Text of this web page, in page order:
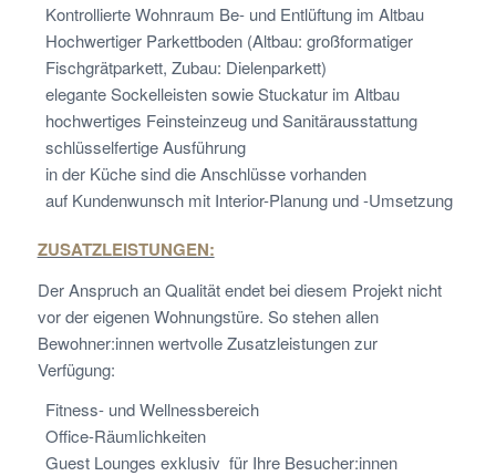
Kontrollierte Wohnraum Be- und Entlüftung im Altbau
Hochwertiger Parkettboden (Altbau: großformatiger
Fischgrätparkett, Zubau: Dielenparkett)
elegante Sockelleisten sowie Stuckatur im Altbau
hochwertiges Feinsteinzeug und Sanitärausstattung
schlüsselfertige Ausführung
in der Küche sind die Anschlüsse vorhanden
auf Kundenwunsch mit Interior-Planung und -Umsetzung
ZUSATZLEISTUNGEN:
Der Anspruch an Qualität endet bei diesem Projekt nicht
vor der eigenen Wohnungstüre. So stehen allen
Bewohner:innen wertvolle Zusatzleistungen zur
Verfügung:
Fitness- und Wellnessbereich
Office-Räumlichkeiten
Guest Lounges exklusiv für Ihre Besucher:innen